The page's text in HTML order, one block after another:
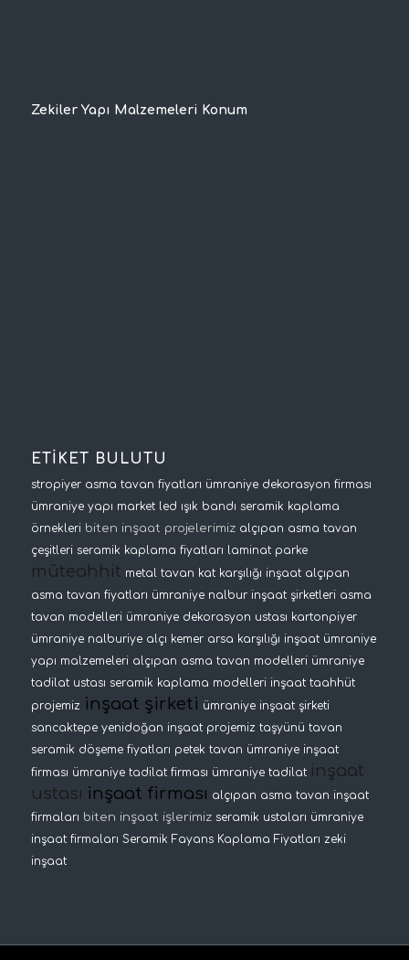
Zekiler Yapı Malzemeleri Konum
ETİKET BULUTU
stropiyer asma tavan fiyatları ümraniye dekorasyon firması
ümraniye yapı market led ışık bandı seramik kaplama
örnekleri biten inşaat projelerimiz alçıpan asma tavan
çeşitleri seramik kaplama fiyatları laminat parke
müteahhit metal tavan kat karşılığı inşaat alçıpan
asma tavan fiyatları ümraniye nalbur inşaat şirketleri asma
tavan modelleri ümraniye dekorasyon ustası kartonpiyer
ümraniye nalburiye alçı kemer arsa karşılığı inşaat ümraniye
yapı malzemeleri alçıpan asma tavan modelleri ümraniye
tadilat ustası seramik kaplama modelleri inşaat taahhüt
projemiz inşaat şirketi ümraniye inşaat şirketi
sancaktepe yenidoğan inşaat projemiz taşyünü tavan
seramik döşeme fiyatları petek tavan ümraniye inşaat
firması ümraniye tadilat firması ümraniye tadilat inşaat
ustası inşaat firması alçıpan asma tavan inşaat
firmaları biten inşaat işlerimiz seramik ustaları ümraniye
inşaat firmaları Seramik Fayans Kaplama Fiyatları zeki
inşaat